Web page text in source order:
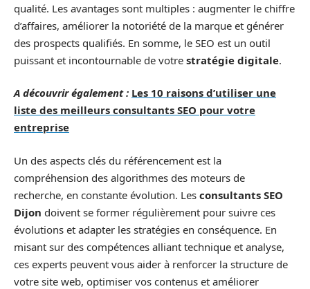
qualité. Les avantages sont multiples : augmenter le chiffre
d’affaires, améliorer la notoriété de la marque et générer
des prospects qualifiés. En somme, le SEO est un outil
puissant et incontournable de votre stratégie digitale.
A découvrir également : Les 10 raisons d’utiliser une
liste des meilleurs consultants SEO pour votre
entreprise
Un des aspects clés du référencement est la
compréhension des algorithmes des moteurs de
recherche, en constante évolution. Les consultants SEO
Dijon doivent se former régulièrement pour suivre ces
évolutions et adapter les stratégies en conséquence. En
misant sur des compétences alliant technique et analyse,
ces experts peuvent vous aider à renforcer la structure de
votre site web, optimiser vos contenus et améliorer